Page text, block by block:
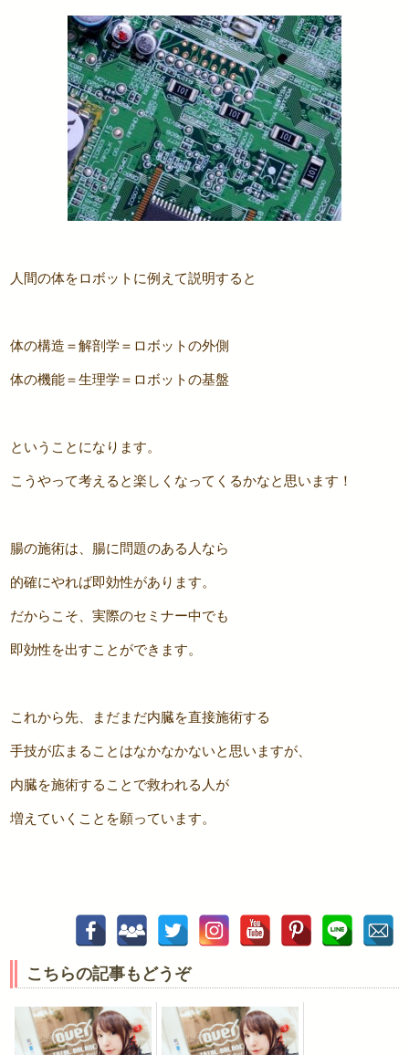
人間の体をロボットに例えて説明すると
体の構造＝解剖学＝ロボットの外側
体の機能＝生理学＝ロボットの基盤
ということになります。
こうやって考えると楽しくなってくるかなと思います！
腸の施術は、腸に問題のある人なら
的確にやれば即効性があります。
だからこそ、実際のセミナー中でも
即効性を出すことができます。
これから先、まだまだ内臓を直接施術する
手技が広まることはなかなかないと思いますが、
内臓を施術することで救われる人が
増えていくことを願っています。
こちらの記事もどうぞ